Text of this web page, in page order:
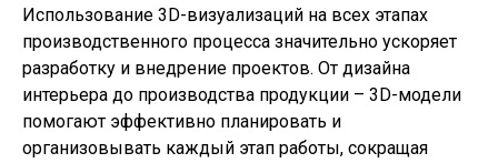
Использование 3D-визуализаций на всех этапах
производственного процесса значительно ускоряет
разработку и внедрение проектов. От дизайна
интерьера до производства продукции – 3D-модели
помогают эффективно планировать и
организовывать каждый этап работы, сокращая